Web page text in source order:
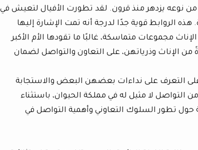
من نوعه يزدهر منذ قرون. لقد تطورت الأفيال لتعيش في
الروابط قوية جدًا لدرجة أنه تمت الإشارة إليها
مجموعات متماسكة، غالبًا ما تقودها الأم الأكبر
من الإناث وذرياتهن، على التعاون والتواصل لضمان
على التعرف على نداءات بعضهن البعض والاستجابة
لا مثيل له في مملكة الحيوان، باستثناء
حول تطور السلوك التعاوني وأهمية التواصل في